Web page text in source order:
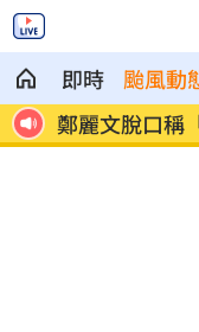
即時 颱風動
況
鄭麗文脫口稱
家」